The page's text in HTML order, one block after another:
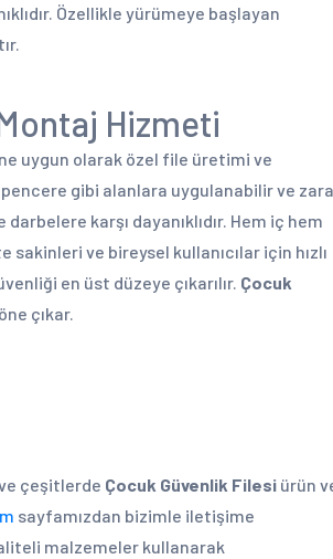
Özellikle yürümeye başlayan
Hizmeti
uygun olarak özel file üretimi ve
gibi alanlara uygulanabilir ve
karşı dayanıklıdır. Hem iç hem
ve bireysel kullanıcılar için hızlı
en üst düzeye çıkarılır. Çocuk
çıkar.
çeşitlerde Çocuk Güvenlik Filesi ürün
sayfamızdan bizimle iletişime
malzemeler kullanarak